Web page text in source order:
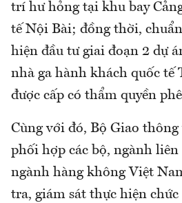
trí hư hỏng tại khu bay
tế Nội Bài; đồng thời,
hiện đầu tư giai đoạn 2 dự
nhà ga hành khách quốc tế
được cấp có thẩm quyền
Cùng với đó, Bộ Giao
phối hợp các bộ, ngành liên
ngành hàng không Việt
tra, giám sát thực hiện